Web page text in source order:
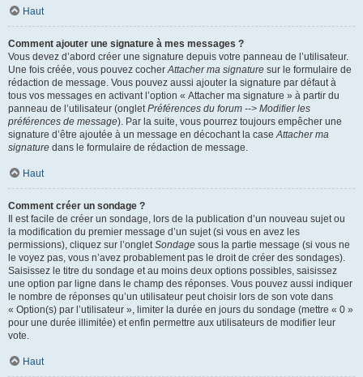
Haut
Comment ajouter une signature à mes messages ?
Vous devez d’abord créer une signature depuis votre panneau de l’utilisateur.
Une fois créée, vous pouvez cocherAttacher ma signature sur le formulaire de
rédaction de message. Vous pouvez aussi ajouter la signature par défaut à
tous vos messages en activant l’option « Attacher ma signature » à partir du
panneau de l’utilisateur (ongletPréférences du forum --> Modifier les
préférences de message). Par la suite, vous pourrez toujours empêcher une
signature d’être ajoutée à un message en décochant la caseAttacher ma
signature dans le formulaire de rédaction de message.
Haut
Comment créer un sondage ?
Il est facile de créer un sondage, lors de la publication d’un nouveau sujet ou
la modification du premier message d’un sujet (si vous en avez les
permissions), cliquez sur l’ongletSondage sous la partie message (si vous ne
le voyez pas, vous n’avez probablement pas le droit de créer des sondages).
Saisissez le titre du sondage et au moins deux options possibles, saisissez
une option par ligne dans le champ des réponses. Vous pouvez aussi indiquer
le nombre de réponses qu’un utilisateur peut choisir lors de son vote dans
« Option(s) par l’utilisateur », limiter la durée en jours du sondage (mettre « 0 »
pour une durée illimitée) et enfin permettre aux utilisateurs de modifier leur
vote.
Haut